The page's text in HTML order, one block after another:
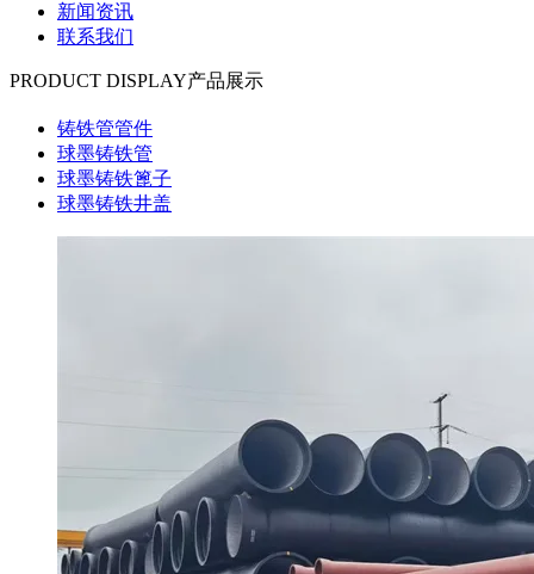
新闻资讯
联系我们
PRODUCT DISPLAY产品展示
铸铁管管件
球墨铸铁管
球墨铸铁篦子
球墨铸铁井盖